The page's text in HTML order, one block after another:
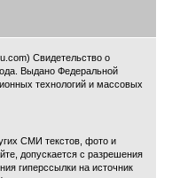
Свидетельство о
Выдано Федеральной
технологий и массовых
СМИ текстов, фото и
допускается с разрешения
гиперссылки на источник